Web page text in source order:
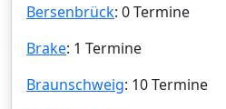
Bersenbrück: 0 Termine
Brake: 1 Termine
Braunschweig: 10 Termine